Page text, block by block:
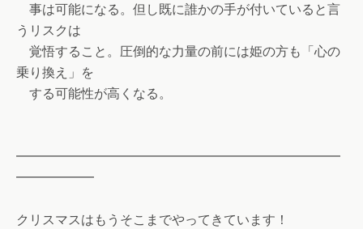
事は可能になる。但し既に誰かの手が付いていると言
うリスクは
覚悟すること。圧倒的な力量の前には姫の方も「心の
乗り換え」を
する可能性が高くなる。
━━━━━━━━━━━━━━━━━━━━━━━━━
━━━━━━
クリスマスはもうそこまでやってきています！